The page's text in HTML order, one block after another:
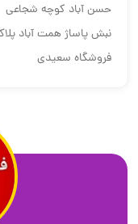
حسن آباد کوچه شجاعی
نبش پاساژ همت آباد پلاک
فروشگاه سعیدی‌